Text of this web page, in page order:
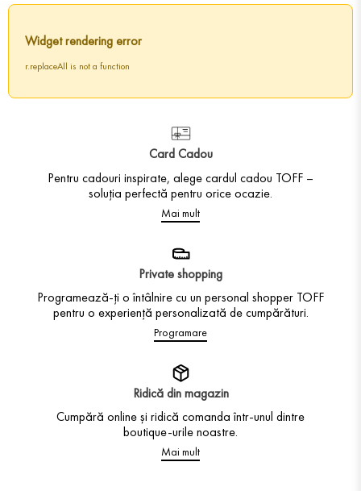
Widget rendering error
r.replaceAll is not a function
Card Cadou
Pentru cadouri inspirate, alege cardul cadou TOFF –
soluția perfectă pentru orice ocazie.
Mai mult
Private shopping
Programează-ți o întâlnire cu un personal shopper TOFF
pentru o experiență personalizată de cumpărături.
Programare
Ridică din magazin
Cumpără online și ridică comanda într-unul dintre
boutique-urile noastre.
Mai mult